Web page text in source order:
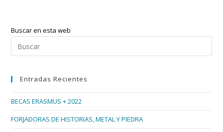
Inglés
Buscar en esta web
Entradas Recientes
BECAS ERASMUS + 2022
FORJADORAS DE HISTORIAS, METAL Y PIEDRA